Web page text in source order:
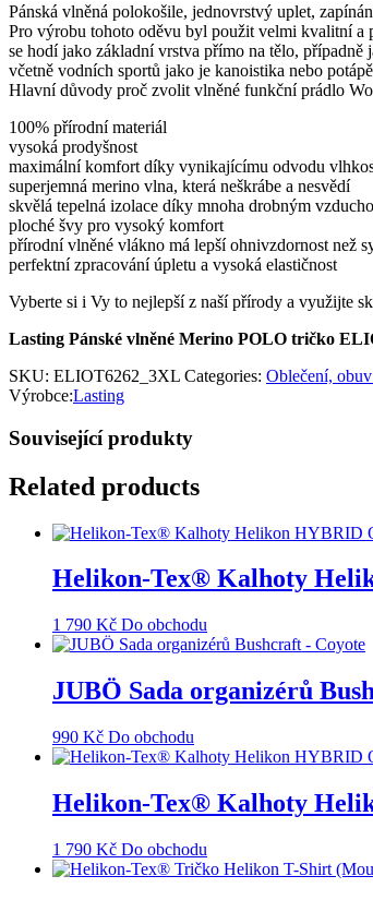
Pánská vlněná polokošile, jednovrstvý uplet,
Pro výrobu tohoto oděvu byl použit velmi kvalitní a
se hodí jako základní vrstva přímo na tělo,
včetně vodních sportů jako je kanoistika nebo
Hlavní důvody proč zvolit vlněné funkční prádlo
100% přírodní materiál
vysoká prodyšnost
maximální komfort díky vynikajícímu odvodu
superjemná merino vlna, která neškrábe a nesvědí
skvělá tepelná izolace díky mnoha drobným
ploché švy pro vysoký komfort
přírodní vlněné vlákno má lepší ohnivzdornost než
perfektní zpracování úpletu a vysoká elastičnost
Vyberte si i Vy to nejlepší z naší přírody a využijte
Lasting Pánské vlněné Merino POLO tričko
SKU: ELIOT6262_3XL Categories: Oblečení,
Výrobce:Lasting
Související produkty
Related products
Helikon-Tex® Kalhoty
1 790 Kč Do obchodu
JUBÖ Sada organizérů
990 Kč Do obchodu
Helikon-Tex® Kalhoty
1 790 Kč Do obchodu